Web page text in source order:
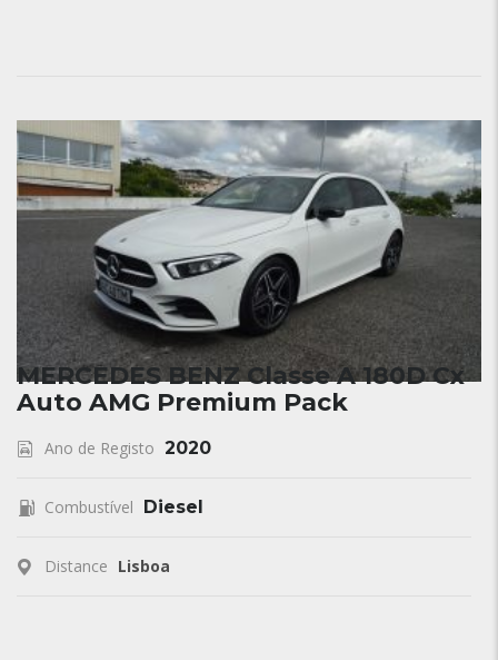
MERCEDES BENZ Classe A 180D Cx
Auto AMG Premium Pack
Ano de Registo 2020
Combustível Diesel
Distance Lisboa